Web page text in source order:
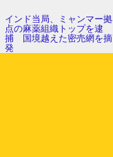
インド当局、ミャンマー拠
点の麻薬組織トップを逮
捕 国境越えた密売網を摘
発